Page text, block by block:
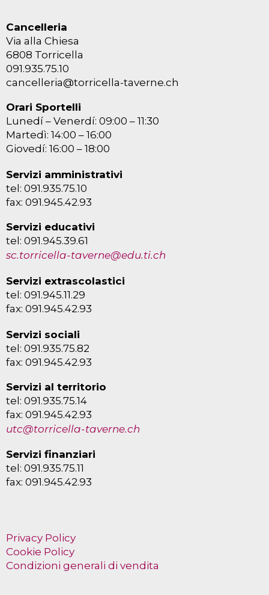
Cancelleria
Via alla Chiesa
6808 Torricella
091.935.75.10
cancelleria@torricella-taverne.ch
Orari Sportelli
Lunedí – Venerdí: 09:00 – 11:30
Martedì: 14:00 – 16:00
Giovedí: 16:00 – 18:00
Servizi amministrativi
tel: 091.935.75.10
fax: 091.945.42.93
Servizi educativi
tel: 091.945.39.61
sc.torricella-taverne@edu.ti.ch
Servizi extrascolastici
tel: 091.945.11.29
fax: 091.945.42.93
Servizi sociali
tel: 091.935.75.82
fax: 091.945.42.93
Servizi al territorio
tel: 091.935.75.14
fax: 091.945.42.93
utc@torricella-taverne.ch
Servizi finanziari
tel: 091.935.75.11
fax: 091.945.42.93
Privacy Policy
Cookie Policy
Condizioni generali di vendita